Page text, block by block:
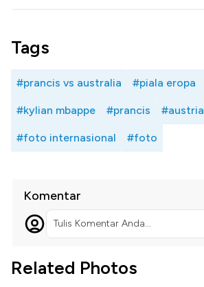
Tags
#prancis vs australia #piala eropa
#kylian mbappe #prancis #austria
#foto internasional #foto
Komentar
Tulis Komentar Anda...
Related Photos